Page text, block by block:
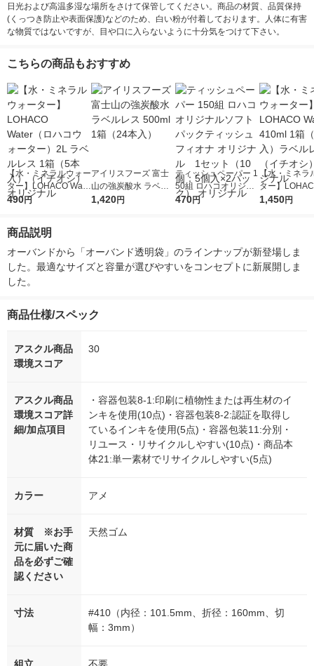
日光および高温多湿な場所をさけて保管してください。商品の材質、品質保持
(くっつき防止や表面保護)などのため、白い粉が付着しております。人体に有害
な物質ではないですが、目や口に入らないように十分気をつけて下さい。
こちらの商品もおすすめ
【水・ミネラルウォー
ター】LOHACO Wate
r（ロハコウォータ
シ） オリジナル
490円
アイリスフーズ 富士
山の強炭酸水 ラベル
レス 500ml 1箱（24
1,420円
ティッシュペーパー 1
50組 ロハコオリジナ
ルソフトパックティッ
オリジナル
470円
【水・ミネラ
ター】
r 410ml 1箱（
1,450円
商品説明
オーバンドから「オーバンド透明袋」のラインナップが新登場しま
した。最適なサイズと容量が選びやすいをコンセプトに新展開しま
した。
商品仕様/スペック
アスクル商品
環境スコア
30
アスクル商品
環境スコア詳
細/加点項目
・容器包装8-1:印刷に植物性または再生材のイ
ンキを使用(10点)・容器包装8-2:認証を取得し
ているインキを使用(5点)・容器包装11:分別・
リユース・リサイクルしやすい(10点)・商品本
体21:単一素材でリサイクルしやすい(5点)
カラー アメ
材質 ※お手
元に届いた商
品を必ずご確
認ください
天然ゴム
寸法
#410（内径：101.5mm、折径：160mm、切
幅：3mm）